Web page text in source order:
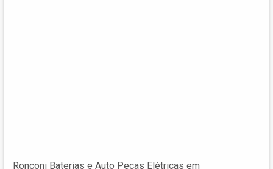
Ronconi Baterias e Auto Peças Elétricas em